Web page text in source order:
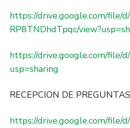
https://drive.google.com/file/
RP8TNDhdTpqc/
https://drive.google.com/file/
usp=sharing
RECEPCION DE
https://drive.google.com/file/